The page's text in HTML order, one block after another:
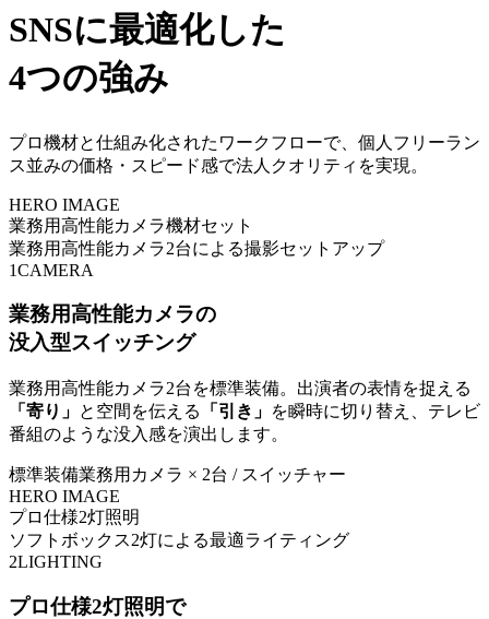
SNSに最適化した
4つの強み
プロ機材と仕組み化されたワークフローで、個人フリーラン
ス並みの価格・スピード感で法人クオリティを実現。
HERO IMAGE
業務用高性能カメラ機材セット
業務用高性能カメラ2台による撮影セットアップ
1CAMERA
業務用高性能カメラの
没入型スイッチング
業務用高性能カメラ2台を標準装備。出演者の表情を捉える
「寄り」 と空間を伝える 「引き」 を瞬時に切り替え、テレビ
番組のような没入感を演出します。
標準装備業務用カメラ × 2台 / スイッチャー
HERO IMAGE
プロ仕様2灯照明
ソフトボックス2灯による最適ライティング
2LIGHTING
プロ仕様2灯照明で